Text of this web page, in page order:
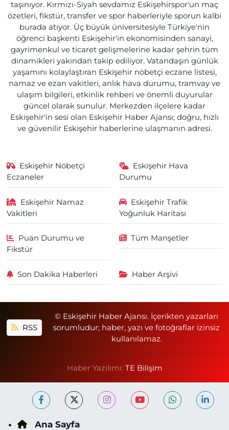
taşınıyor. Kırmızı-Siyah sevdamız Eskişehirspor'un maç
özetleri, fikstür, transfer ve spor haberleriyle sporun kalbi
burada atıyor. Üç büyük üniversitesiyle Türkiye'nin
öğrenci başkenti Eskişehir'in ekonomisinden sanayi,
gayrimenkul ve ticaret gelişmelerine kadar şehrin tüm
dinamikleri yakından takip ediliyor. Vatandaşın günlük
yaşamını kolaylaştıran Eskişehir nöbetçi eczane listesi,
namaz ve ezan vakitleri, anlık hava durumu, tramvay ve
ulaşım bilgileri, etkinlik rehberi ve önemli duyurular
güncel olarak sunulur. Merkezden ilçelere kadar
Eskişehir'in sesi olan Eskişehir Haber Ajansı; doğru, hızlı
ve güvenilir Eskişehir haberlerine ulaşmanın adresi.
Eskişehir Nöbetçi
Eczaneler
Eskişehir Hava
Durumu
Eskişehir Namaz
Vakitleri
Eskişehir Trafik
Yoğunluk Haritası
Puan Durumu ve
Fikstür
Tüm Manşetler
Son Dakika Haberleri Haber Arşivi
RSS
© Eskişehir Haber Ajansı. İçerikten yazarları
sorumludur; haber, yazı ve fotoğraflar izinsiz
kullanılamaz.
Haber Yazılımı: TE Bilişim
Ana Sayfa